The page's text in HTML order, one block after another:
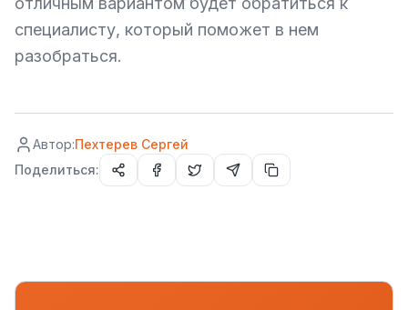
специалисту, который поможет в нем
разобраться.
Автор:Пехтерев Сергей
Поделиться: